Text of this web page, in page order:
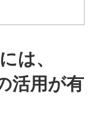
は、
活用が有